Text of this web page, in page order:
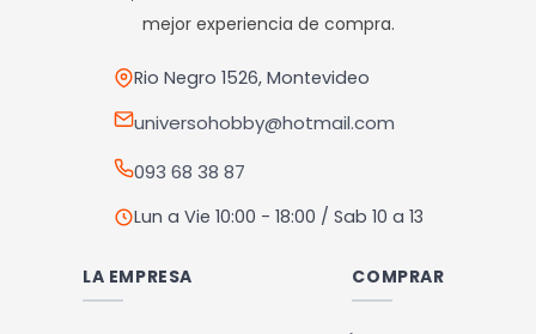
pueden
en
la
de
producto
mejor experiencia de compra.
Rio Negro 1526, Montevideo
universohobby@hotmail.com
093 68 38 87
Lun a Vie 10:00 - 18:00 / Sab 10 a 13
LA EMPRESA COMPRAR